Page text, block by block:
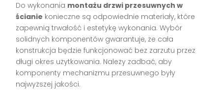
Do wykonania montażu drzwi przesuwnych w
ścianie konieczne są odpowiednie materiały, które
zapewnią trwałość i estetykę wykonania. Wybór
solidnych komponentów gwarantuje, że cała
konstrukcja będzie funkcjonować bez zarzutu przez
długi okres użytkowania. Należy zadbać, aby
komponenty mechanizmu przesuwnego były
najwyższej jakości.